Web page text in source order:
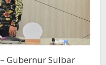
– Gubernur Sulbar